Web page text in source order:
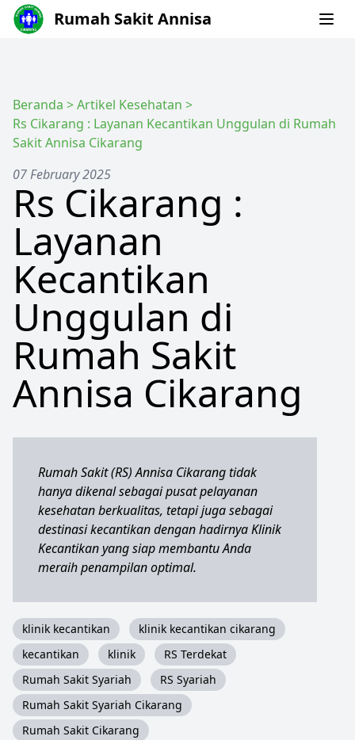
Rumah Sakit Annisa
Beranda >Artikel Kesehatan >
Rs Cikarang : Layanan Kecantikan Unggulan di Rumah
Sakit Annisa Cikarang
07 February 2025
Rs Cikarang :
Layanan
Kecantikan
Unggulan di
Rumah Sakit
Annisa Cikarang
Rumah Sakit (RS) Annisa Cikarang tidak
hanya dikenal sebagai pusat pelayanan
kesehatan berkualitas, tetapi juga sebagai
destinasi kecantikan dengan hadirnya Klinik
Kecantikan yang siap membantu Anda
meraih penampilan optimal.
klinik kecantikan
klinik kecantikan cikarang
kecantikan
klinik
RS Terdekat
Rumah Sakit Syariah
RS Syariah
Rumah Sakit Syariah Cikarang
Rumah Sakit Cikarang